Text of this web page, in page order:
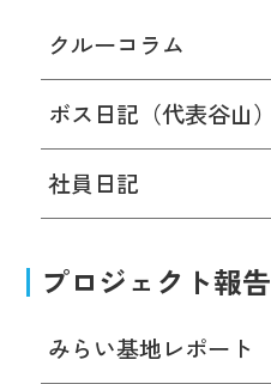
クルーコラム
ボス日記（代表谷山）
社員日記
プロジェクト報告
みらい基地レポート